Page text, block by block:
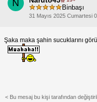
N Binbaşı
31 Mayıs 2025 Cumartesi
Şaka maka şahin sucuklarını
< Bu mesaj bu kişi tarafından